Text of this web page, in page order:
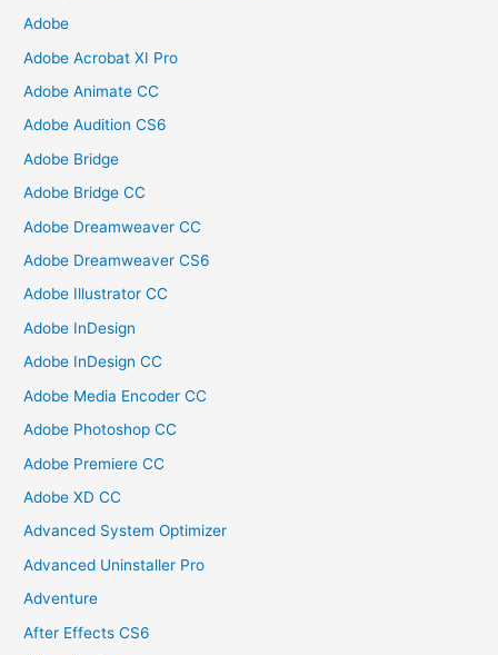
Adobe
Adobe Acrobat XI Pro
Adobe Animate CC
Adobe Audition CS6
Adobe Bridge
Adobe Bridge CC
Adobe Dreamweaver CC
Adobe Dreamweaver CS6
Adobe Illustrator CC
Adobe InDesign
Adobe InDesign CC
Adobe Media Encoder CC
Adobe Photoshop CC
Adobe Premiere CC
Adobe XD CC
Advanced System Optimizer
Advanced Uninstaller Pro
Adventure
After Effects CS6